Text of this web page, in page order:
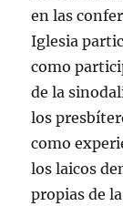
en las
Iglesia
como
de la
los
como
los laicos
propias de